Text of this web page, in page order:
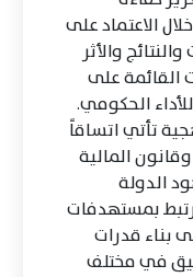
الاعتماد على
والأثر
القائمة على
الحكومي.
تأتي اتساقاً
المالية
الدولة
بمستهدفات
بناء قدرات
في مختلف